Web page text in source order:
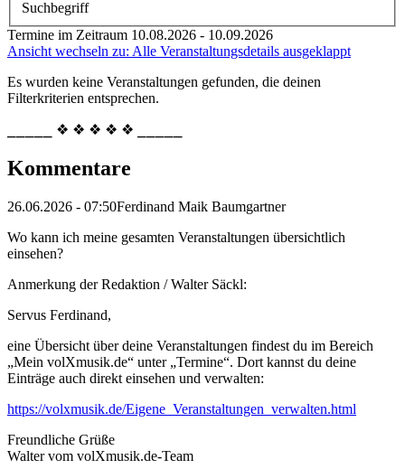
Suchbegriff
Termine im Zeitraum 10.08.2026 - 10.09.2026
Ansicht wechseln zu: Alle Veranstaltungsdetails ausgeklappt
Es wurden keine Veranstaltungen gefunden, die deinen
Filterkriterien entsprechen.
⎯⎯⎯⎯⎯ ❖ ❖ ❖ ❖ ❖ ⎯⎯⎯⎯⎯
Kommentare
26.06.2026 - 07:50Ferdinand Maik Baumgartner
Wo kann ich meine gesamten Veranstaltungen übersichtlich
einsehen?
Anmerkung der Redaktion /Walter Säckl:
Servus Ferdinand,
eine Übersicht über deine Veranstaltungen findest du im Bereich
„Mein volXmusik.de“ unter „Termine“. Dort kannst du deine
Einträge auch direkt einsehen und verwalten:
https://volxmusik.de/Eigene_Veranstaltungen_verwalten.html
Freundliche Grüße
Walter vom volXmusik.de-Team